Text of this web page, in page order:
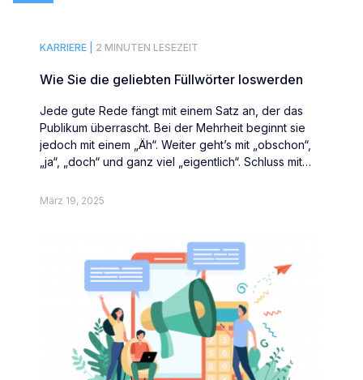
KARRIERE | 2 MINUTEN LESEZEIT
Wie Sie die geliebten Füllwörter loswerden
Jede gute Rede fängt mit einem Satz an, der das
Publikum überrascht. Bei der Mehrheit beginnt sie
jedoch mit einem „Äh“. Weiter geht’s mit „obschon“,
„ja“, „doch“ und ganz viel „eigentlich“. Schluss mit
März 19, 2025